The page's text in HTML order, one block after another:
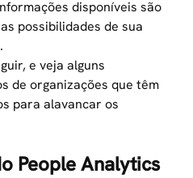
disponíveis são
possibilidades de sua
e veja alguns
de organizações que têm
para alavancar os
People Analytics